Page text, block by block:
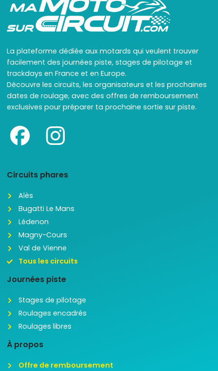
La plateforme dédiée aux motards qui veulent trouver
facilement des journées piste, stages de pilotage et
trackdays en France et en Europe.
Découvre les circuits, les organisateurs et les prochaines
dates de roulage, avec des offres de remboursement
exclusives pour préparer ta prochaine sortie sur piste.
Circuits phares
Alès
Bugatti Le Mans
Lédenon
Magny-Cours
Val de Vienne
Tous les circuits
Journées piste
Stages de pilotage
Roulages encadrés
Roulages libres
À propos
Offre de remboursement